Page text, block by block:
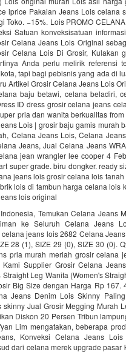
iprice Pakaian Jeans Lois celana
−15%. Lois PROMO
Satuan konveksisatuan
Celana Jeans Lois Original
Celana Lois Di Grosir, Kulakan
Anda perlu melirik referensi
tapi bagi pebisnis yang ada di
Artikel Grosir Celana Jeans Lois
baju betawi, celana beladiri,
ID dress grosir celana jeans
pria dan wanita berkualitas
Lois | grosir baju gamis murah
Celana Jeans Lois, Celana
Jeans, Jual Celana Jeans
jean wrangler lee cooper 4
super grade. biru dongker. ready
jeans lois grosir celana lois
lois di tambun harga celana lois
lois original
Temukan Celana Jeans
ke Seluruh Celana Jeans
jeans lois 2682 Celana
28 (1), SIZE 29 (0), SIZE 30 (0).
pria murah meriah grosir celana
Supplier Grosir Celana
Leg Wanita (Women's
Big Size dengan Harga Rp 167.
Jeans Denim Lois Skinny
Jual Grosir Megging Murah
Diskon 20 Persen Tribun
Lim mengatakan, beberapa
Konveksi Celana Jeans Lois
dari celana merek upgrade pasar